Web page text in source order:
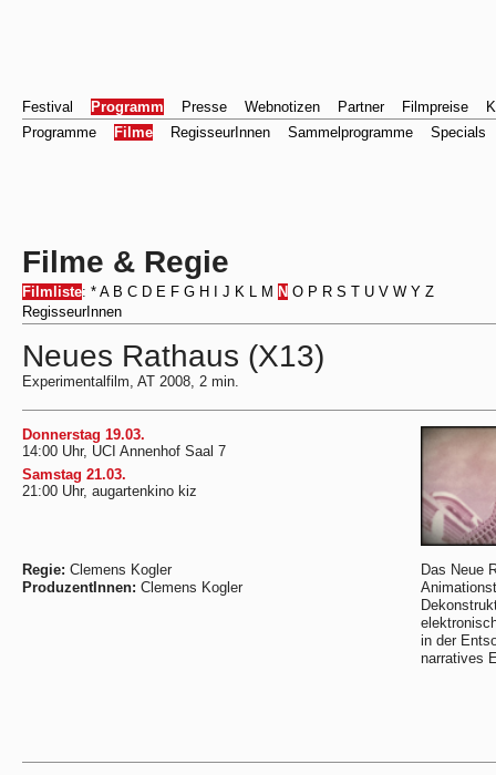
Festival Programm Presse Webnotizen Partner Filmpreise
Programme
Filme RegisseurInnen Sammelprogramme Specials
Filme & Regie
Filmliste: * A B C D E F G H J K L M N O P R S T U V W Y Z
RegisseurInnen
Neues Rathaus (X13)
Experimentalfilm, AT 2008, 2 min.
Donnerstag 19.03.
14:00 Uhr, UCI Annenhof Saal 7
Samstag 21.03.
21:00 Uhr, augartenkino kiz
Regie: Clemens Kogler
ProduzentInnen: Clemens Kogler
Das Neue
in der
narratives